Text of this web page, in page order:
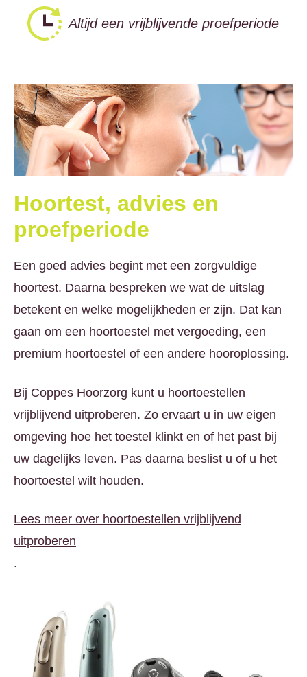
Altijd een vrijblijvende proefperiode
Hoortest, advies en
proefperiode
Een goed advies begint met een zorgvuldige
hoortest. Daarna bespreken we wat de uitslag
betekent en welke mogelijkheden er zijn. Dat kan
gaan om een hoortoestel met vergoeding, een
premium hoortoestel of een andere hooroplossing.
Bij Coppes Hoorzorg kunt u hoortoestellen
vrijblijvend uitproberen. Zo ervaart u in uw eigen
omgeving hoe het toestel klinkt en of het past bij
uw dagelijks leven. Pas daarna beslist u of u het
hoortoestel wilt houden.
Lees meer over hoortoestellen vrijblijvend
uitproberen
.